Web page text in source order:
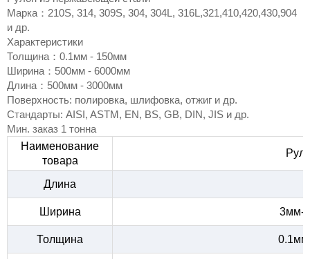
Марка：210S, 314, 309S, 304, 304L, 316L,321,410,420,430,904
и др.
Характеристики
Толщина：0.1мм - 150мм
Ширина：500мм - 6000мм
Длина：500мм - 3000мм
Поверхность: полировка, шлифовка, отжиг и др.
Стандарты: AISI, ASTM, EN, BS, GB, DIN, JIS и др.
Мин. заказ 1 тонна
Наименование
товара
Длина
Ширина 3мм-
Толщина